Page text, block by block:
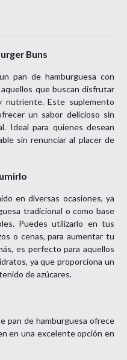
Buns
pan de hamburguesa con
que buscan disfrutar
nutriente. Este suplemento
un sabor delicioso sin
Ideal para quienes desean
sin renunciar al placer de
en diversas ocasiones, ya
tradicional o como base
Puedes utilizarlo en tus
o cenas, para aumentar tu
es perfecto para aquellos
ya que proporciona un
de azúcares.
pan de hamburguesa ofrece
en una excelente opción en